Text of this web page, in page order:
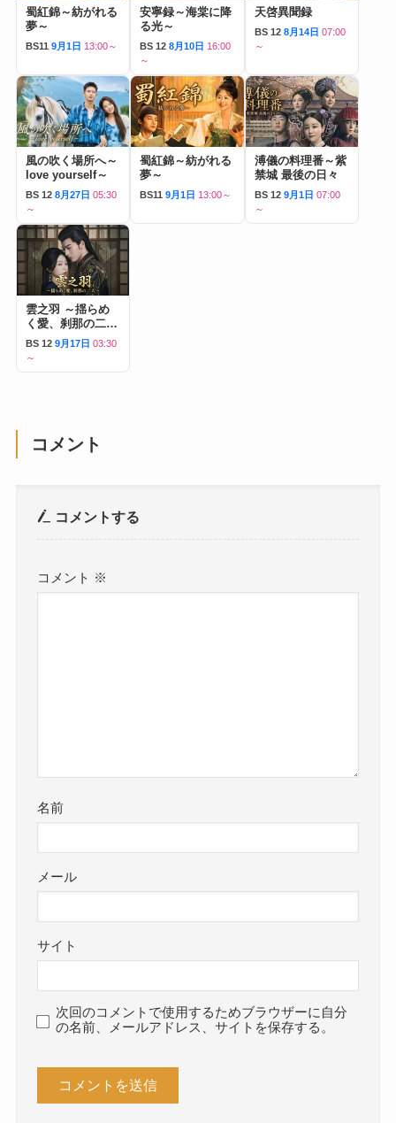
蜀紅錦～紡がれる
夢～
BS11 9月1日 13:00～
安寧録～海棠に降
る光～
BS 12 8月10日 16:00
～
天啓異聞録
BS 12 8月14日 07:00
～
風の吹く場所へ～
love yourself～
BS 12 8月27日 05:30
～
蜀紅錦～紡がれる
夢～
BS11 9月1日 13:00～
溥儀の料理番～紫
禁城 最後の日々
BS 12 9月1日 07:00
～
雲之羽 ～揺らめ
く愛、刹那の二人
～
BS 12 9月17日 03:30
～
コメント
コメントする
コメント ※
名前
メール
サイト
次回のコメントで使用するためブラウザーに自分
の名前、メールアドレス、サイトを保存する。